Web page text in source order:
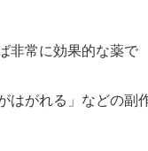
非常に効果的な薬で
はがれる」などの副